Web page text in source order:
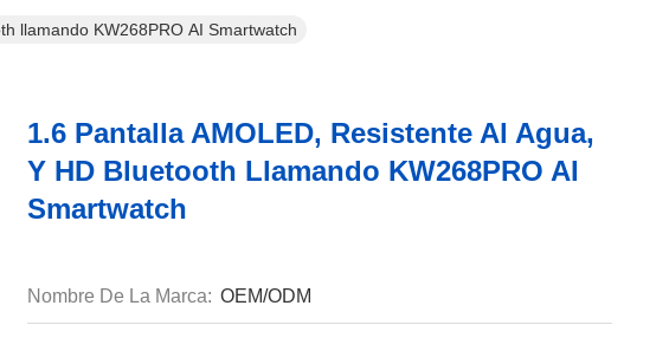
llamando KW268PRO AI Smartwatch
1.6 Pantalla AMOLED, Resistente Al Agua,
Y HD Bluetooth Llamando KW268PRO AI
Smartwatch
Nombre De La Marca: OEM/ODM